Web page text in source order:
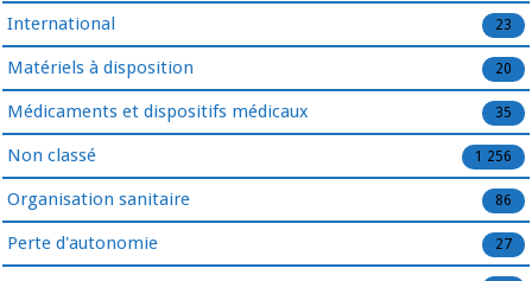
International 23
Matériels à disposition 20
Médicaments et dispositifs médicaux 35
Non classé 1 256
Organisation sanitaire 86
Perte d'autonomie 27